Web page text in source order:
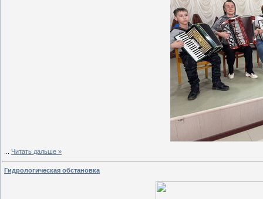
Читать дальше »
Гидрологическая обстановка